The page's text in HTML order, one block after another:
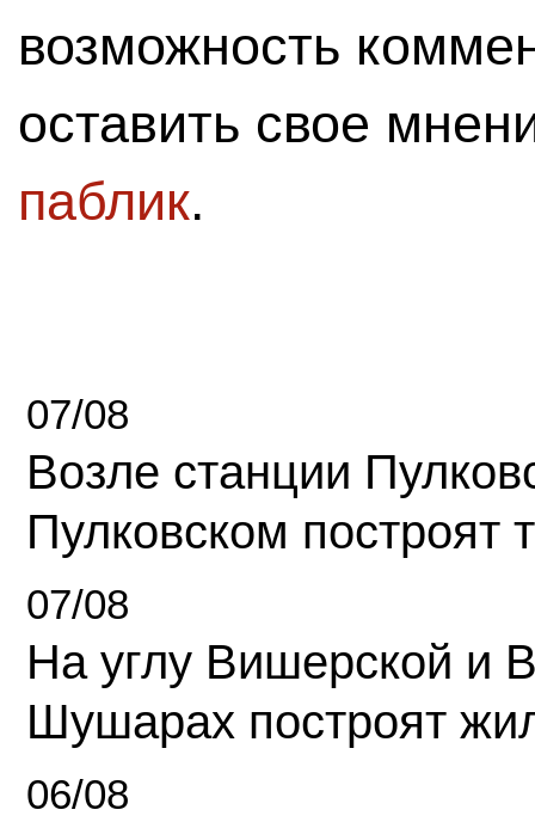
возможность
оставить свое
паблик.
07/08
Возле станции
Пулковском построят
07/08
На углу Вишерской и
Шушарах построят
06/08